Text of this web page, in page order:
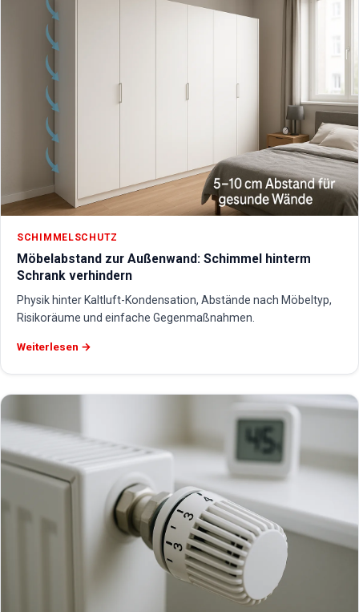
SCHIMMELSCHUTZ
Möbelabstand zur Außenwand: Schimmel hinterm
Schrank verhindern
Physik hinter Kaltluft-Kondensation, Abstände nach Möbeltyp,
Risikoräume und einfache Gegenmaßnahmen.
Weiterlesen →